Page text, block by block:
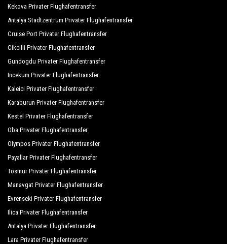
Kekova Privater Flughafentransfer
Antalya Stadtzentrum Privater Flughafentransfer
Cruise Port Privater Flughafentransfer
Cikcilli Privater Flughafentransfer
Gundogdu Privater Flughafentransfer
Incekum Privater Flughafentransfer
Kaleici Privater Flughafentransfer
Karaburun Privater Flughafentransfer
Kestel Privater Flughafentransfer
Oba Privater Flughafentransfer
Olympos Privater Flughafentransfer
Payallar Privater Flughafentransfer
Tosmur Privater Flughafentransfer
Manavgat Privater Flughafentransfer
Evrenseki Privater Flughafentransfer
Ilica Privater Flughafentransfer
Antalya Privater Flughafentransfer
Lara Privater Flughafentransfer